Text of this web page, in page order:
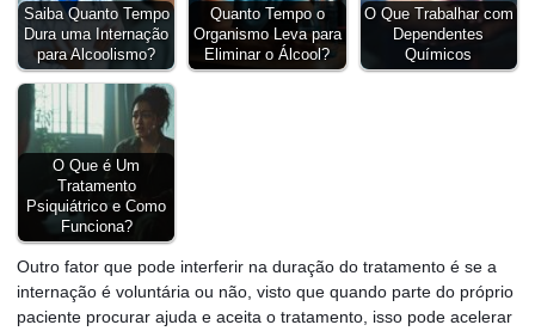
Saiba Quanto Tempo
Dura uma Internação
para Alcoolismo?
Quanto Tempo o
Organismo Leva para
Eliminar o Álcool?
O Que Trabalhar com
Dependentes
Químicos
O Que é Um
Tratamento
Psiquiátrico e Como
Funciona?
Outro fator que pode interferir na duração do tratamento é se a
internação é voluntária ou não, visto que quando parte do próprio
paciente procurar ajuda e aceita o tratamento, isso pode acelerar